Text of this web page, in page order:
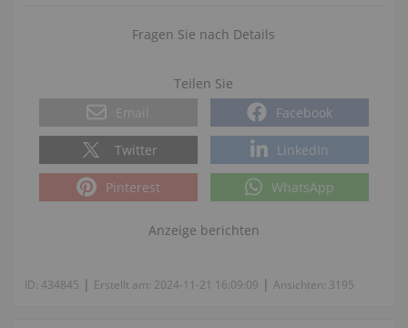
Fragen Sie nach Details
Teilen Sie
Email
Facebook
Twitter LinkedIn
Pinterest WhatsApp
Anzeige berichten
ID: 434845 | Erstellt am: 2024-11-21 16:09:09 | Ansichten: 3195